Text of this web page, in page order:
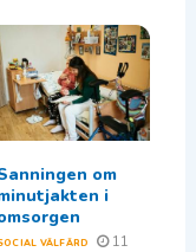
om
i
VÄLFÄRD
11